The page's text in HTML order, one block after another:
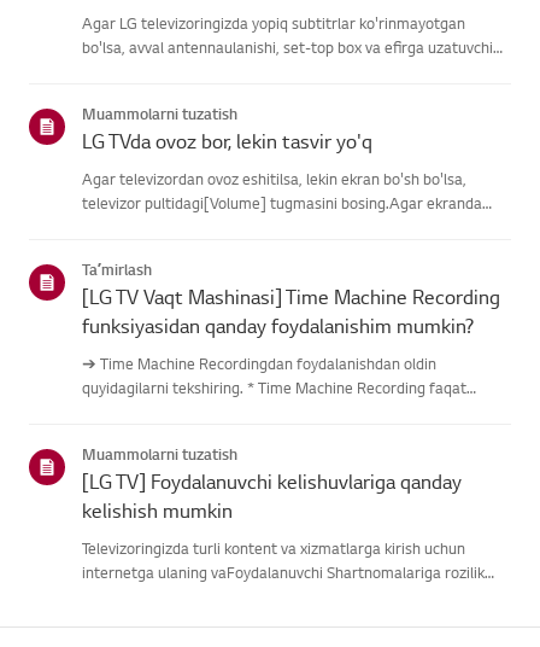
Agar LG televizoringizda yopiq subtitrlar ko'rinmayotgan
bo'lsa, avval antennaulanishi, set-top box va efirga uzatuvchi
Muammolarni tuzatish
LG TVda ovoz bor, lekin tasvir yo'q
Agar televizordan ovoz eshitilsa, lekin ekran bo'sh bo'lsa,
televizor pultidagi[Volume] tugmasini bosing.Agar ekranda
mumkin.Muammo tashqi quril...
Taʼmirlash
[LG TV Vaqt Mashinasi] Time Machine Recording
funksiyasidan qanday foydalanishim mumkin?
➔ Time Machine Recordingdan foydalanishdan oldin
quyidagilarni tekshiring. * Time Machine Recording faqat
qurilmalariga ulangan ...
Muammolarni tuzatish
[LG TV] Foydalanuvchi kelishuvlariga qanday
kelishish mumkin
Televizoringizda turli kontent va xizmatlarga kirish uchun
internetga ulaning vaFoydalanuvchi Shartnomalariga rozilik